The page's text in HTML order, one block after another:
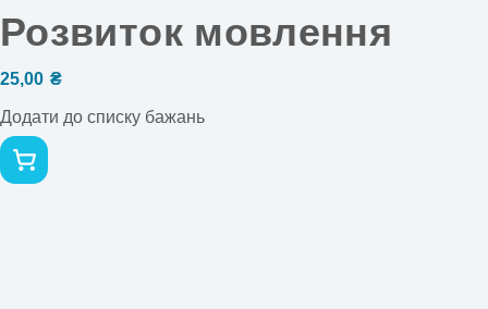
Розвиток мовлення
25,00 ₴
Додати до списку бажань